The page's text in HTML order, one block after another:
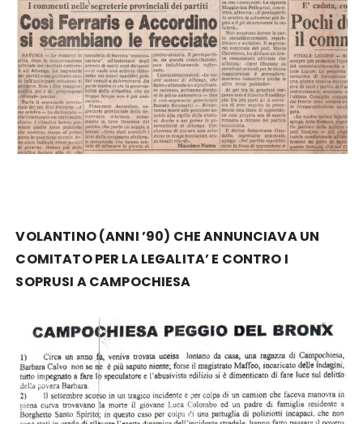
VOLANTINO (ANNI ’90) CHE ANNUNCIAVA UN
COMITATO PER LA LEGALITA’ E CONTRO I
SOPRUSI A CAMPOCHIESA